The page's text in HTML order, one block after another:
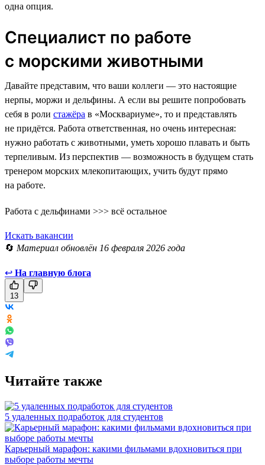
одна опция.
Специалист по работе
с морскими животными
Давайте представим, что ваши коллеги — это настоящие
нерпы, моржи и дельфины. А если вы решите попробовать
себя в роли стажёра в «Москвариуме», то и представлять
не придётся. Работа ответственная, но очень интересная:
нужно работать с животными, уметь хорошо плавать и быть
терпеливым. Из перспектив — возможность в будущем стать
тренером морских млекопитающих, учить будут прямо
на работе.
Работа с дельфинами >>> всё остальное
Искать вакансии
🔄 Материал обновлён 16 февраля 2026 года
↩ На главную блога
13
Читайте также
5 удаленных подработок для студентов
Карьерный марафон: какими фильмами вдохновиться при
выборе работы мечты